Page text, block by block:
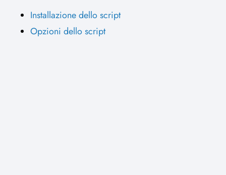
Installazione dello script
Opzioni dello script